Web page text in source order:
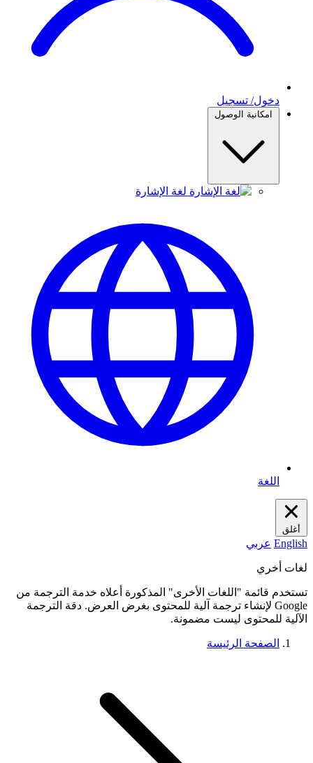
دخول/ تسجيل
امكانية الوصول
لغة الإشارة
اللغة
أغلق
English عربي
لغات أخري
تستخدم قائمة "اللغات الأخرى" المذكورة أعلاه خدمة الترجمة من
Google لإنشاء ترجمة آلية للمحتوى بغرض العرض. دقة الترجمة
الآلية للمحتوى ليست مضمونة.
الصفحة الرئيسة